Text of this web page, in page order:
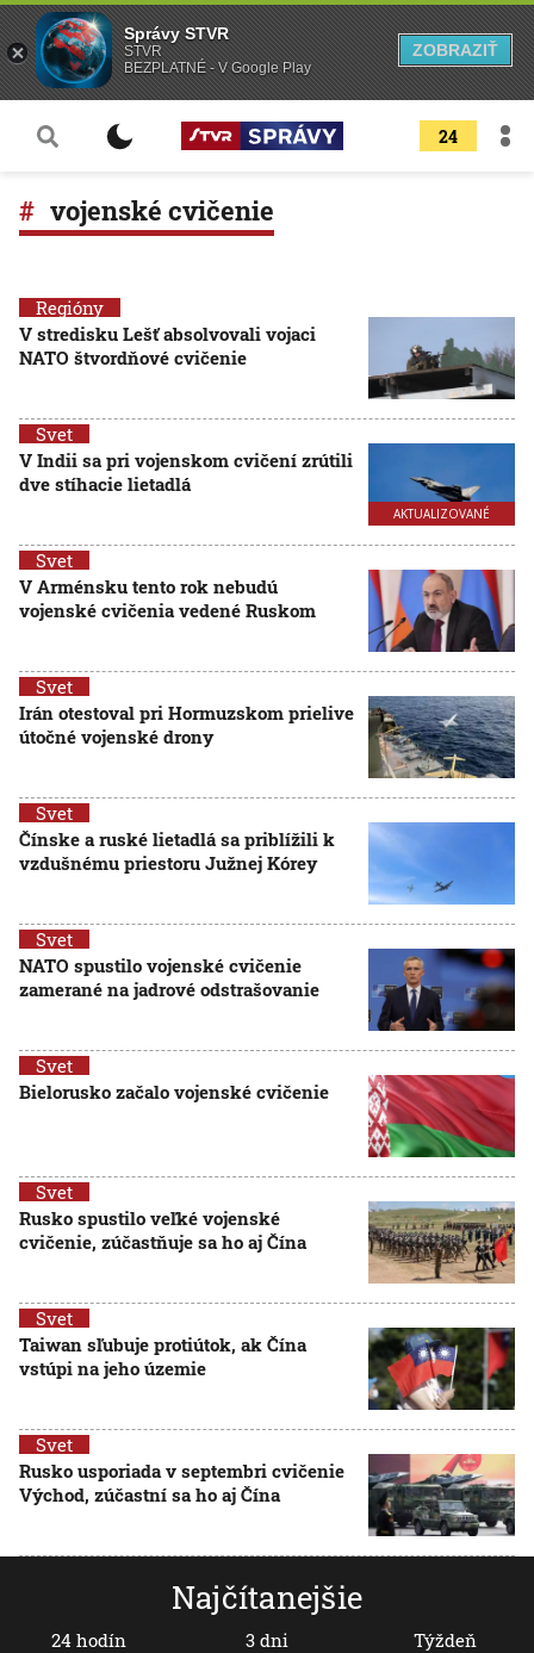
24
vojenské cvičenie
Regióny
V stredisku Lešť absolvovali vojaci
NATO štvordňové cvičenie
AKTUALIZOVANÉ
Svet
V Indii sa pri vojenskom cvičení zrútili
dve stíhacie lietadlá
Svet
V Arménsku tento rok nebudú
vojenské cvičenia vedené Ruskom
Svet
Irán otestoval pri Hormuzskom prielive
útočné vojenské drony
Svet
Čínske a ruské lietadlá sa priblížili k
vzdušnému priestoru Južnej Kórey
Svet
NATO spustilo vojenské cvičenie
zamerané na jadrové odstrašovanie
Svet
Bielorusko začalo vojenské cvičenie
Svet
Rusko spustilo veľké vojenské
cvičenie, zúčastňuje sa ho aj Čína
Svet
Taiwan sľubuje protiútok, ak Čína
vstúpi na jeho územie
Svet
Rusko usporiada v septembri cvičenie
Východ, zúčastní sa ho aj Čína
Najčítanejšie
24 hodín 3 dni Týždeň
Správy STVR
STVR
BEZPLATNÉ - V Google Play
ZOBRAZIŤ